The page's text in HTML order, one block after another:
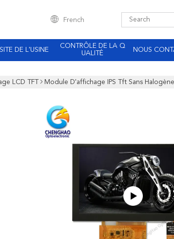
French
DE L'USINE
CONTRÔLE DE LA Q
UALITÉ
NOUS
LCD TFT Module D'affichage IPS Tft Sans Halogène